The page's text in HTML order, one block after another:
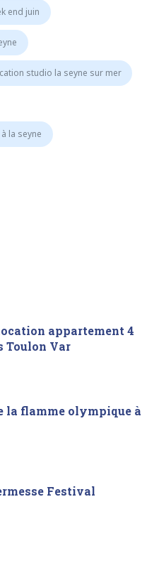
end juin
studio la seyne sur mer
la seyne
appartement 4
Toulon Var
la flamme olympique à
Festival